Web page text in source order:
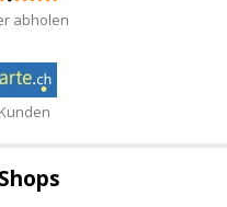
abholen